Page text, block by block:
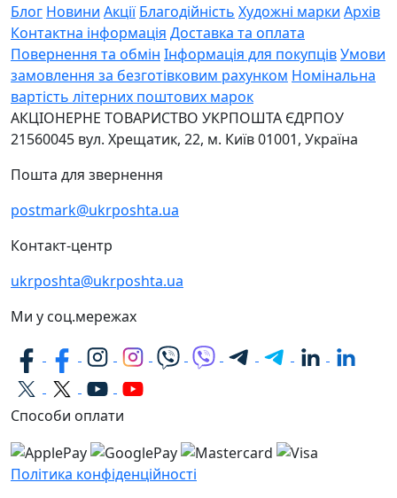
Блог Новини Акції Благодійність Художні марки Архів
Контактна інформація Доставка та оплата
Повернення та обмін Інформація для покупцівУмови
замовлення за безготівковим рахунком Номінальна
вартість літерних поштових марок
АКЦІОНЕРНЕ ТОВАРИСТВО УКРПОШТА ЄДРПОУ
21560045 вул. Хрещатик, 22, м. Київ01001, Україна
Пошта для звернення
postmark@ukrposhta.ua
Контакт-центр
ukrposhta@ukrposhta.ua
Ми у соц.мережах
Способи оплати
Політика конфіденційності